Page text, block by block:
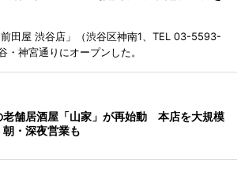
田屋 渋谷店」（渋谷区神南1、TEL 03-5593-
神宮通りにオープンした。
老舗居酒屋「山家」が再始動 本店を大規模
朝・深夜営業も